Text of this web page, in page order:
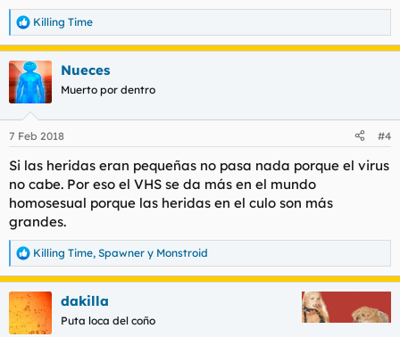
R
e
a
c
c
i
e
:
Killing Time
Nueces
Muerto por dentro
7 Feb 2018 #4
Si las heridas eran pequeñas no pasa nada porque el virus
no cabe. Por eso el VHS se da más en el mundo
homosesual porque las heridas en el culo son más
grandes.
R
e
a
c
c
i
Killing Time, Spawner y Monstroid
dakilla
Puta loca del coño